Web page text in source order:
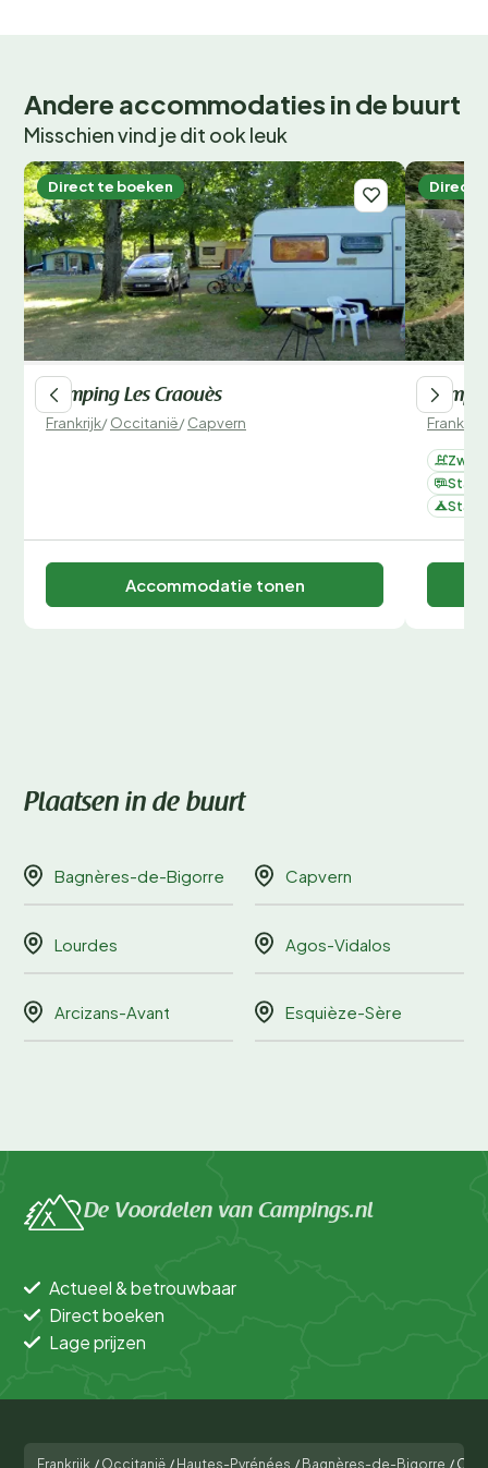
Andere accommodaties in de buurt
Misschien vind je dit ook leuk
Direct te boeken
Camping Les Craouès
Frankrijk/Occitanië/Capvern
Accommodatie tonen
Direct
Frankrijk
Plaatsen in de buurt
Bagnères-de-Bigorre Capvern
Lourdes Agos-Vidalos
Arcizans-Avant Esquièze-Sère
De Voordelen van Campings.nl
Actueel & betrouwbaar
Direct boeken
Lage prijzen
Frankrijk / Occitanië / Hautes-Pyrénées / Bagnères-de-Bigorre /